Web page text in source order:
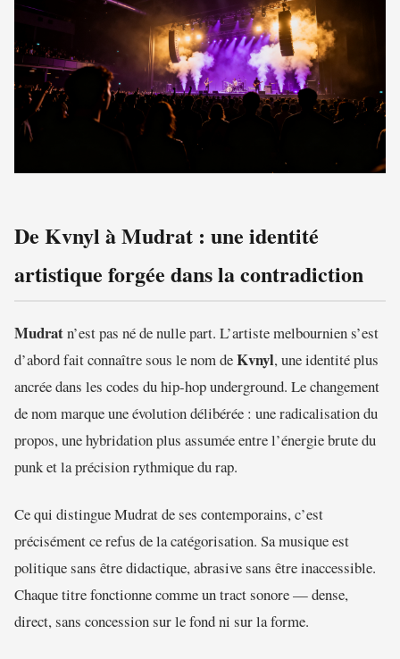
De Kvnyl à Mudrat : une identité
artistique forgée dans la contradiction
Mudratn’est pas né de nulle part. L’artiste melbournien s’est
d’abord fait connaître sous le nom deKvnyl, une identité plus
ancrée dans les codes du hip-hop underground. Le changement
de nom marque une évolution délibérée : une radicalisation du
propos, une hybridation plus assumée entre l’énergie brute du
punk et la précision rythmique du rap.
Ce qui distingue Mudrat de ses contemporains, c’est
précisément ce refus de la catégorisation. Sa musique est
politique sans être didactique, abrasive sans être inaccessible.
Chaque titre fonctionne comme un tract sonore — dense,
direct, sans concession sur le fond ni sur la forme.